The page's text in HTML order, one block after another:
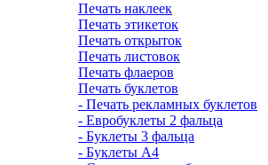
Печать наклеек
Печать этикеток
Печать открыток
Печать листовок
Печать флаеров
Печать буклетов
- Печать рекламных буклетов
- Евробуклеты 2 фальца
- Буклеты 3 фальца
- Буклеты А4